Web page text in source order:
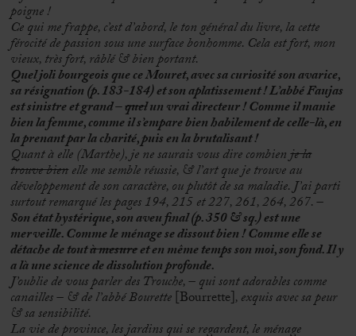
poigne !
Ce qui me frappe, c’est d’abord, le ton général du livre, la cette
férocité de passion sous une surface bonhomme. Cela est fort, mon
vieux, très fort, râblé & bien portant.
Quel joli bourgeois que ce Mouret, avec sa curiosité son avarice,
sa résignation (p. 183-184) et son aplatissement ! L’abbé Faujas
est sinistre et grand –quelun vrai directeur ! Comme il manie
bien la femme, comme il s’empare bien habilement de celle-là, en
la prenant par la charité, puis en la brutalisant !
Quant à elle (Marthe), je ne saurais vous dire combienje la
trouve bienelle me semble réussie, & l’art que je trouve au
développement de son caractère, ou plutôt de sa maladie. J’ai parti
surtout remarqué les pages 194, 215 et 227, 261, 264, 267. –
Son état hystérique, son aveu final (p. 350 & sq.) est une
merveille. Comme le ménage se dissout bien ! Comme elle se
détache de toutà mesureet en même temps son moi, son fond. Il y
a là une science de dissolution profonde.
J’oublie de vous parler des Trouche, – qui sont adorables comme
canailles – & de l’abbé Bourette [Bourrette], exquis avec sa peur
& sa sensibilité.
La vie de province, les jardins qui se regardent, le ménage